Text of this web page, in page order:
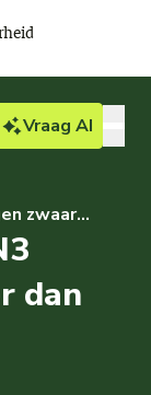
Vraag AI
Vrachtauto (N2 en N3 voertuigen zwaarder dan 3500 kg.)
dan